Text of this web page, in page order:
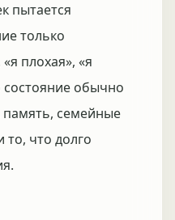
пытается
только
плохая», «я
обычно
память, семейные
то, что долго